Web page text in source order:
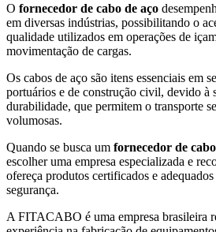
O fornecedor de cabo de aço
em diversas indústrias, possibilitando o
qualidade utilizados em operações de
movimentação de cargas.
Os cabos de aço são itens essenciais em
portuários e de construção civil, devido à
durabilidade, que permitem o transporte
volumosas.
Quando se busca um fornecedor de
escolher uma empresa especializada e
ofereça produtos certificados e
segurança.
A FITACABO é uma empresa brasileira